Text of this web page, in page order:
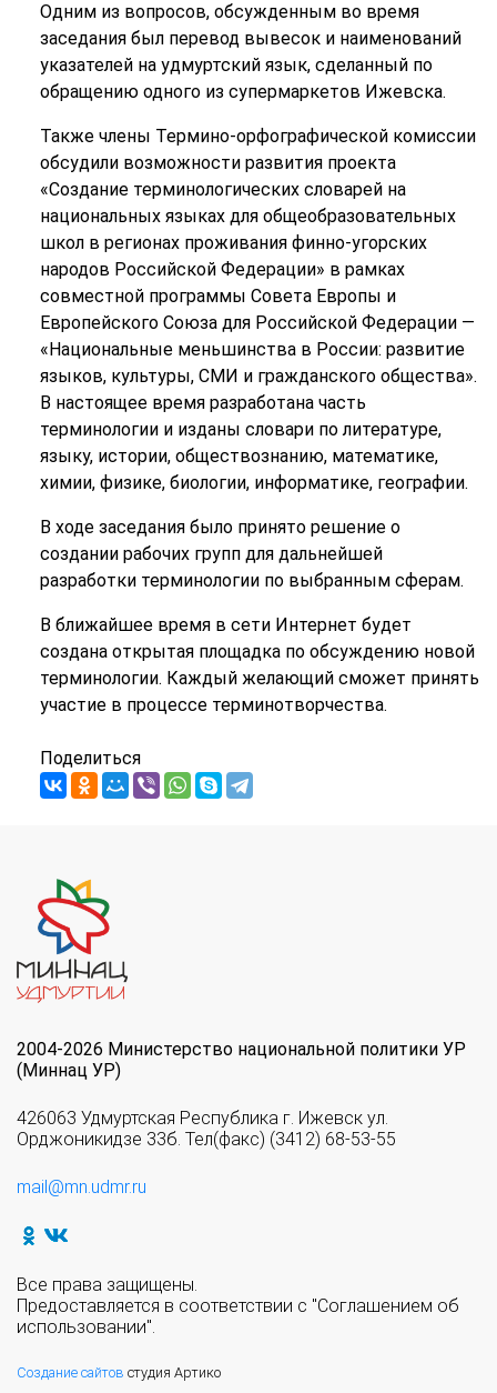
Одним из вопросов, обсужденным во время
заседания был перевод вывесок и наименований
указателей на удмуртский язык, сделанный по
обращению одного из супермаркетов Ижевска.
Также члены Термино-орфографической комиссии
обсудили возможности развития проекта
«Создание терминологических словарей на
национальных языках для общеобразовательных
школ в регионах проживания финно-угорских
народов Российской Федерации» в рамках
совместной программы Совета Европы и
Европейского Союза для Российской Федерации —
«Национальные меньшинства в России: развитие
языков, культуры, СМИ и гражданского общества».
В настоящее время разработана часть
терминологии и изданы словари по литературе,
языку, истории, обществознанию, математике,
химии, физике, биологии, информатике, географии.
В ходе заседания было принято решение о
создании рабочих групп для дальнейшей
разработки терминологии по выбранным сферам.
В ближайшее время в сети Интернет будет
создана открытая площадка по обсуждению новой
терминологии. Каждый желающий сможет принять
участие в процессе терминотворчества.
Поделиться
2004-2026 Министерство национальной политики УР
(Миннац УР)
426063 Удмуртская Республика г. Ижевск ул.
Орджоникидзе 33б. Тел(факс) (3412) 68-53-55
mail@mn.udmr.ru
Все права защищены.
Предоставляется в соответствии с "Соглашением об
использовании".
Создание сайтов студия Артико